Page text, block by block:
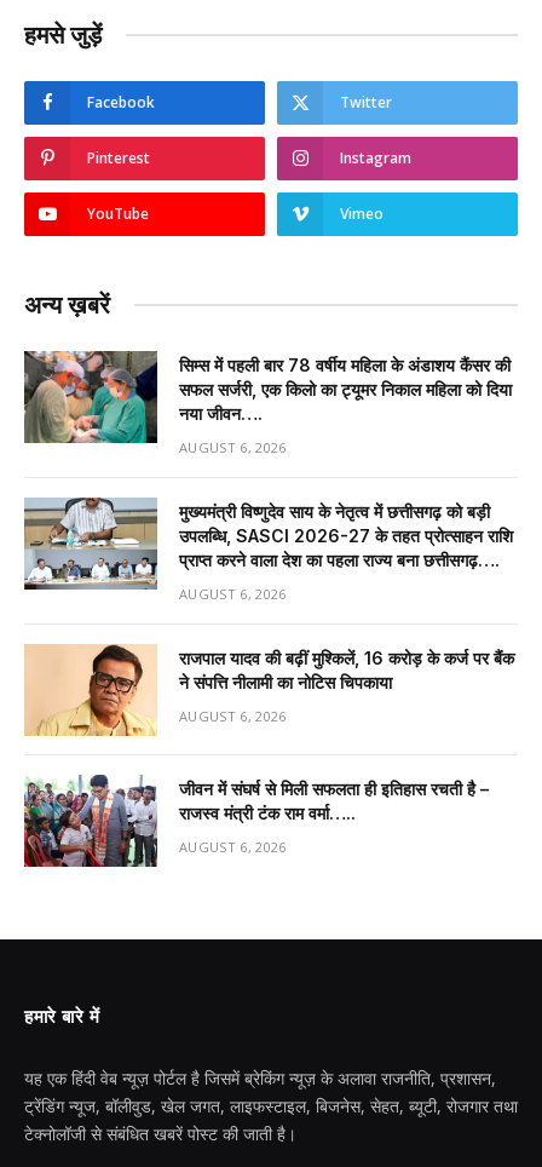
हमसे जुड़ें
Facebook Twitter
Pinterest Instagram
YouTube Vimeo
अन्य ख़बरें
सिम्स में पहली बार 78 वर्षीय महिला के अंडाशय कैंसर की
सफल सर्जरी, एक किलो का ट्यूमर निकाल महिला को दिया
नया जीवन….
AUGUST 6, 2026
मुख्यमंत्री विष्णुदेव साय के नेतृत्व में छत्तीसगढ़ को बड़ी
उपलब्धि, SASCI 2026-27 के तहत प्रोत्साहन राशि
प्राप्त करने वाला देश का पहला राज्य बना छत्तीसगढ़….
AUGUST 6, 2026
राजपाल यादव की बढ़ीं मुश्किलें, ₹16 करोड़ के कर्ज पर बैंक
ने संपत्ति नीलामी का नोटिस चिपकाया
AUGUST 6, 2026
जीवन में संघर्ष से मिली सफलता ही इतिहास रचती है –
राजस्व मंत्री टंक राम वर्मा…..
AUGUST 6, 2026
हमारे बारे में
यह एक हिंदी वेब न्यूज़ पोर्टल है जिसमें ब्रेकिंग न्यूज़ के अलावा राजनीति, प्रशासन,
ट्रेंडिंग न्यूज, बॉलीवुड, खेल जगत, लाइफस्टाइल, बिजनेस, सेहत, ब्यूटी, रोजगार तथा
टेक्नोलॉजी से संबंधित खबरें पोस्ट की जाती है।